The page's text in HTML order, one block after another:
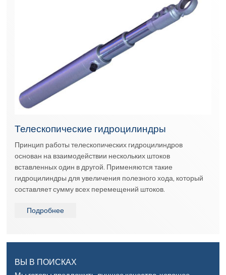
Телескопические гидроцилиндры
Принцип работы телескопических гидроцилиндров
основан на взаимодействии нескольких штоков
вставленных один в другой. Применяются такие
гидроцилиндры для увеличения полезного хода, который
составляет сумму всех перемещений штоков.
Подробнее
ВЫ В ПОИСКАХ